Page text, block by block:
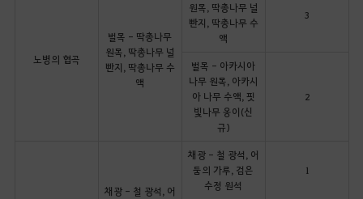
노병의 협곡
벌목 - 딱총나무
원목, 딱총나무 널
빤지, 딱총나무 수
액
원목, 딱총나무 널
빤지, 딱총나무 수
액
3
벌목 - 아카시아
나무 원목, 아카시
아 나무 수액, 핏
빛나무 옹이(신
규)
2
채광 - 철 광석, 어
채광 - 철 광석, 어
둠의 가루, 검은
수정 원석
1